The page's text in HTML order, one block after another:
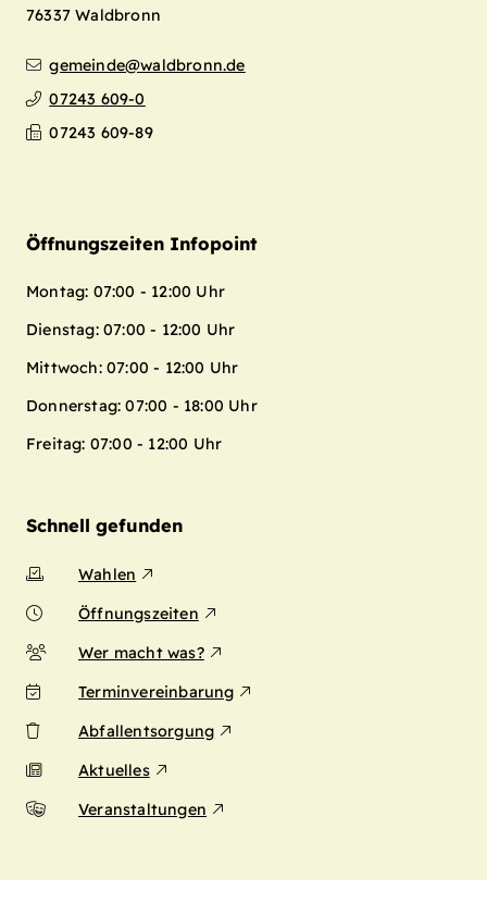
76337 Waldbronn
gemeinde@waldbronn.de
07243 609-0
07243 609-89
Öffnungszeiten Infopoint
Montag: 07:00 - 12:00 Uhr
Dienstag: 07:00 - 12:00 Uhr
Mittwoch: 07:00 - 12:00 Uhr
Donnerstag: 07:00 - 18:00 Uhr
Freitag: 07:00 - 12:00 Uhr
Schnell gefunden
Wahlen
Öffnungszeiten
Wer macht was?
Terminvereinbarung
Abfallentsorgung
Aktuelles
Veranstaltungen